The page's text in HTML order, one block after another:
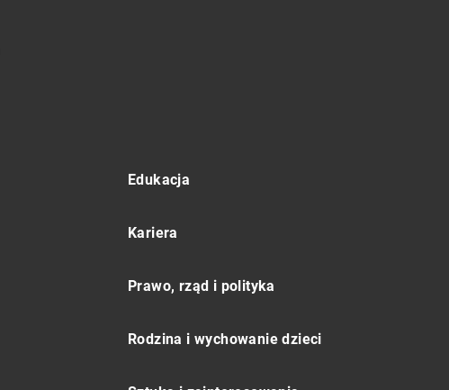
Edukacja
Kariera
Prawo, rząd i polityka
Rodzina i wychowanie dzieci